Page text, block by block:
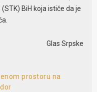
BiH koja ističe da je
Glas Srpske
prostoru na